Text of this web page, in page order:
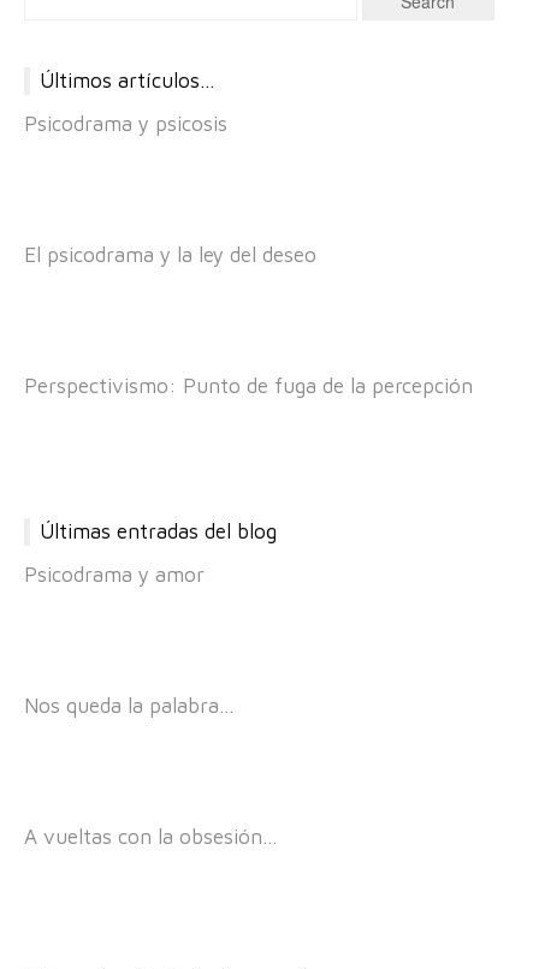
Últimos artículos…
Psicodrama y psicosis
El psicodrama y la ley del deseo
Perspectivismo: Punto de fuga de la percepción
Últimas entradas del blog
Psicodrama y amor
Nos queda la palabra…
A vueltas con la obsesión…